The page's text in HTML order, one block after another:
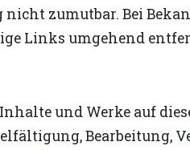
zumutbar. Bei
Links umgehend
und Werke auf
Bearbeitung,